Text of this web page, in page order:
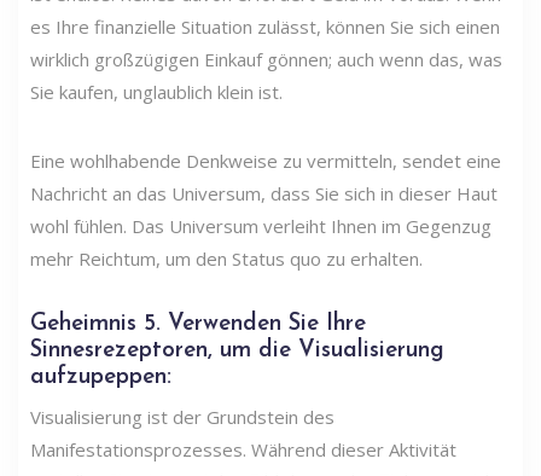
es Ihre finanzielle Situation zulässt, können Sie sich einen
wirklich großzügigen Einkauf gönnen; auch wenn das, was
Sie kaufen, unglaublich klein ist.
Eine wohlhabende Denkweise zu vermitteln, sendet eine
Nachricht an das Universum, dass Sie sich in dieser Haut
wohl fühlen. Das Universum verleiht Ihnen im Gegenzug
mehr Reichtum, um den Status quo zu erhalten.
Geheimnis 5. Verwenden Sie Ihre
Sinnesrezeptoren, um die Visualisierung
aufzupeppen:
Visualisierung ist der Grundstein des
Manifestationsprozesses. Während dieser Aktivität